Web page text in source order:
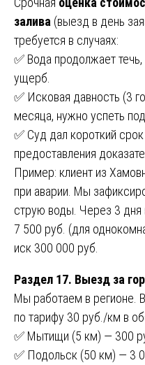
залива (выезд в день
требуется в случаях:
✅ Вода продолжает
ущерб.
✅ Исковая давность (3
месяца, нужно успеть
✅ Суд дал короткий
предоставления
Пример: клиент из
при аварии. Мы
струю воды. Через 3
7 500 руб. (для
иск 300 000 руб.
Раздел 17. Выезд за
Мы работаем в регионе.
по тарифу 30 руб./км в
✅ Мытищи (5 км) — 300
✅ Подольск (50 км) — 3